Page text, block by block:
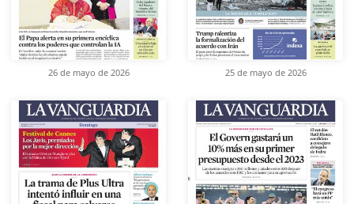
26 de mayo de 2026 25 de mayo de 2026